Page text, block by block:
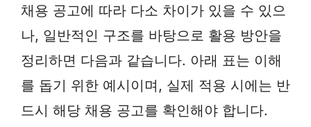
채용 공고에 따라 다소 차이가 있을 수 있으
나, 일반적인 구조를 바탕으로 활용 방안을
정리하면 다음과 같습니다. 아래 표는 이해
를 돕기 위한 예시이며, 실제 적용 시에는 반
드시 해당 채용 공고를 확인해야 합니다.